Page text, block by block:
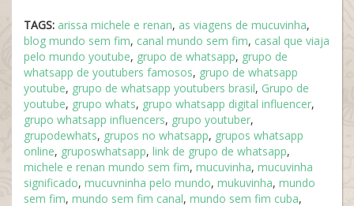
TAGS: arissa michele e renan, as viagens de mucuvinha,
blog mundo sem fim, canal mundo sem fim, casal que viaja
pelo mundo youtube, grupo de whatsapp, grupo de
whatsapp de youtubers famosos, grupo de whatsapp
youtube, grupo de whatsapp youtubers brasil, Grupo de
youtube, grupo whats, grupo whatsapp digital influencer,
grupo whatsapp influencers, grupo youtuber,
grupodewhats, grupos no whatsapp, grupos whatsapp
online, gruposwhatsapp, link de grupo de whatsapp,
michele e renan mundo sem fim, mucuvinha, mucuvinha
significado, mucuvninha pelo mundo, mukuvinha, mundo
sem fim, mundo sem fim canal, mundo sem fim cuba,